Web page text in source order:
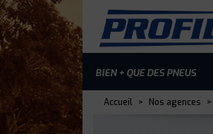
BIEN + QUE DES PNEUS
Accueil > Nos agences >